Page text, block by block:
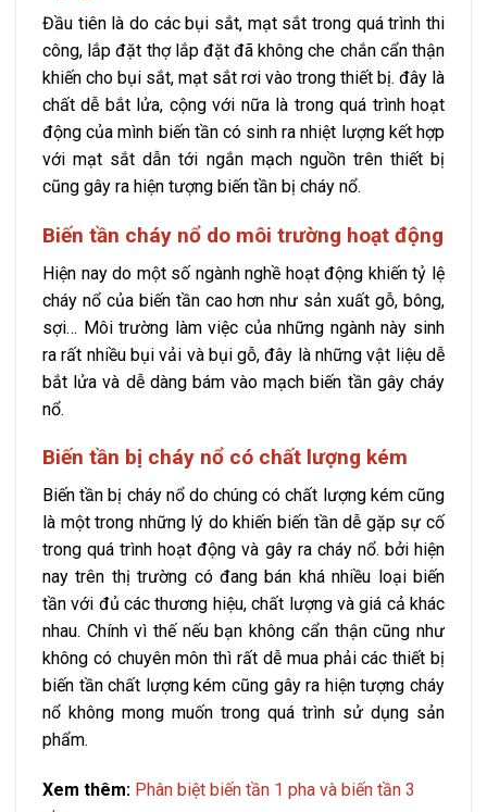
Đầu tiên là do các bụi sắt, mạt sắt trong quá trình thi
công, lắp đặt thợ lắp đặt đã không che chắn cẩn thận
khiến cho bụi sắt, mạt sắt rơi vào trong thiết bị. đây là
chất dễ bắt lửa, cộng với nữa là trong quá trình hoạt
động của mình biến tần có sinh ra nhiệt lượng kết hợp
với mạt sắt dẫn tới ngắn mạch nguồn trên thiết bị
cũng gây ra hiện tượng biến tần bị cháy nổ.
Biến tần cháy nổ do môi trường hoạt động
Hiện nay do một số ngành nghề hoạt động khiến tỷ lệ
cháy nổ của biến tần cao hơn như sản xuất gỗ, bông,
sợi… Môi trường làm việc của những ngành này sinh
ra rất nhiều bụi vải và bụi gỗ, đây là những vật liệu dễ
bắt lửa và dễ dàng bám vào mạch biến tần gây cháy
nổ.
Biến tần bị cháy nổ có chất lượng kém
Biến tần bị cháy nổ do chúng có chất lượng kém cũng
là một trong những lý do khiến biến tần dễ gặp sự cố
trong quá trình hoạt động và gây ra cháy nổ. bởi hiện
nay trên thị trường có đang bán khá nhiều loại biến
tần với đủ các thương hiệu, chất lượng và giá cả khác
nhau. Chính vì thế nếu bạn không cẩn thận cũng như
không có chuyên môn thì rất dễ mua phải các thiết bị
biến tần chất lượng kém cũng gây ra hiện tượng cháy
nổ không mong muốn trong quá trình sử dụng sản
phẩm.
Xem thêm: Phân biệt biến tần 1 pha và biến tần 3